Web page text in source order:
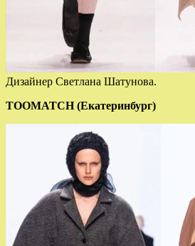
Дизайнер Светлана Шатунова.
TOOMATCH (Екатеринбург)